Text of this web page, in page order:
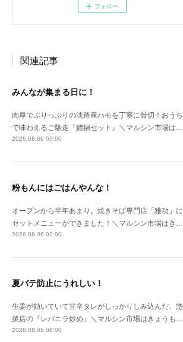
フォロー
関連記事
みんなが集まる日に！
肉厚でぷりっぷりの淡路産ハモを丁寧に骨切！おうち
で味わえるご馳走『鱧鍋セット』＼マルシン市場は…
2026.08.06 05:00
粉もんにはごはんやんな！
オープンから半年あまり。焼きそば専門店「雅功」に
セットメニューができました！＼マルシン市場はき…
2026.08.06 02:00
夏バテ防止にうれしい！
生姜が効いていて甘辛タレがしっかりしみ込んだ、惣
菜店の『レバニラ炒め』＼マルシン市場はきょうも…
2026.08.05 08:00